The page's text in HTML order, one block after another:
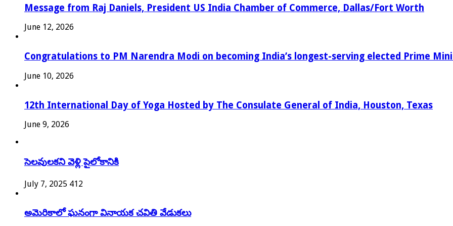
Message from Raj Daniels, President US India Chamber of Commerce, Dallas/Fort Worth
June 12, 2026
Congratulations to PM Narendra Modi on becoming India’s longest-serving elected Prime
June 10, 2026
12th International Day of Yoga Hosted by The Consulate General of India, Houston, Texas
June 9, 2026
సెలవులకని వెళ్లి పైలోకానికి
July 7, 2025 412
అమెరికాలో ఘనంగా వినాయక చవితి వేడుకలు